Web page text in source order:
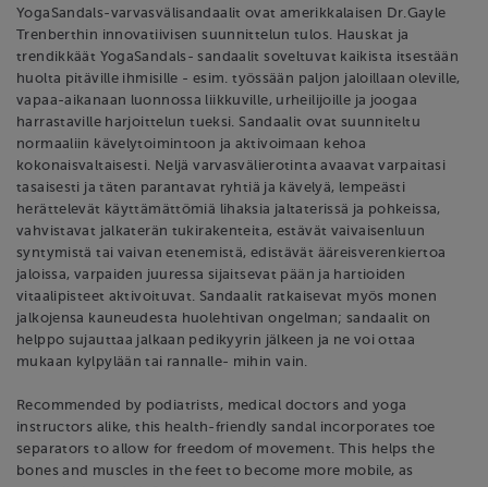
YogaSandals-varvasvälisandaalit ovat amerikkalaisen Dr.Gayle
Trenberthin innovatiivisen suunnittelun tulos. Hauskat ja
trendikkäät YogaSandals- sandaalit soveltuvat kaikista itsestään
huolta pitäville ihmisille - esim. työssään paljon jaloillaan oleville,
vapaa-aikanaan luonnossa liikkuville, urheilijoille ja joogaa
harrastaville harjoittelun tueksi. Sandaalit ovat suunniteltu
normaaliin kävelytoimintoon ja aktivoimaan kehoa
kokonaisvaltaisesti. Neljä varvasvälierotinta avaavat varpaitasi
tasaisesti ja täten parantavat ryhtiä ja kävelyä, lempeästi
herättelevät käyttämättömiä lihaksia jaltaterissä ja pohkeissa,
vahvistavat jalkaterän tukirakenteita, estävät vaivaisenluun
syntymistä tai vaivan etenemistä, edistävät ääreisverenkiertoa
jaloissa, varpaiden juuressa sijaitsevat pään ja hartioiden
vitaalipisteet aktivoituvat. Sandaalit ratkaisevat myös monen
jalkojensa kauneudesta huolehtivan ongelman; sandaalit on
helppo sujauttaa jalkaan pedikyyrin jälkeen ja ne voi ottaa
mukaan kylpylään tai rannalle- mihin vain.
Recommended by podiatrists, medical doctors and yoga
instructors alike, this health-friendly sandal incorporates toe
separators to allow for freedom of movement. This helps the
bones and muscles in the feet to become more mobile, as